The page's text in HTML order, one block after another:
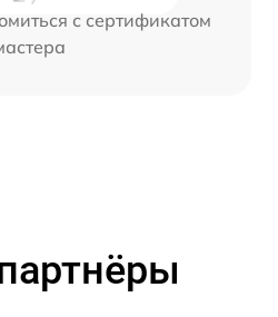
с сертификатом